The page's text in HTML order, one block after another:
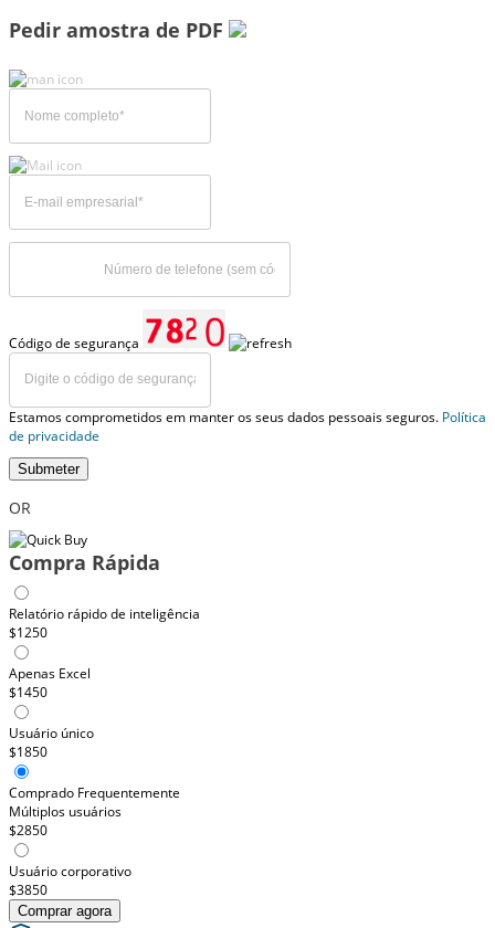
Pedir amostra de PDF
Código de segurança
Estamos comprometidos em manter os seus dados pessoais seguros. Política
de privacidade
Submeter
OR
Compra Rápida
Relatório rápido de inteligência
$1250
Apenas Excel
$1450
Usuário único
$1850
Comprado Frequentemente
Múltiplos usuários
$2850
Usuário corporativo
$3850
Comprar agora